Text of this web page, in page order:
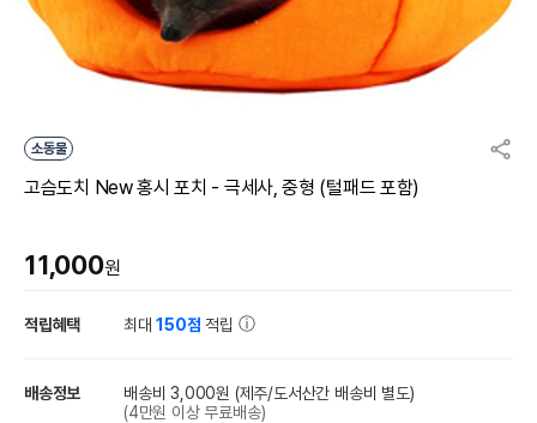
소동물
고슴도치 New 홍시 포치 - 극세사, 중형 (털패드 포함)
11,000원
적립혜택 최대150점 적립
배송정보 배송비 3,000원 (제주/도서산간 배송비 별도)
(4만원 이상 무료배송)